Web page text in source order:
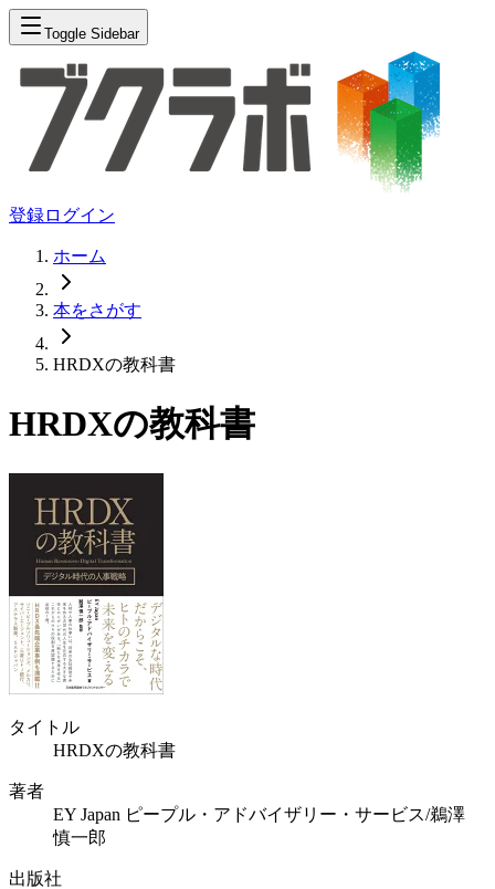
Toggle Sidebar
登録ログイン
ホーム
本をさがす
HRDXの教科書
HRDXの教科書
タイトル
HRDXの教科書
著者
EY Japan ピープル・アドバイザリー・サービス/鵜澤
慎一郎
出版社